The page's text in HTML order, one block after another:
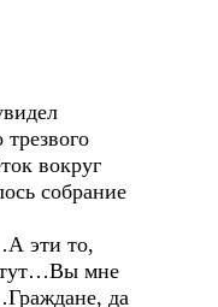
вокруг
собрание
эти то,
тут…Вы мне
да